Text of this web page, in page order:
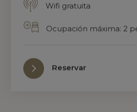
Wifi gratuita
Ocupación máxima: 2
Reservar